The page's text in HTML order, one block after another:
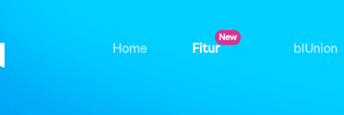
Home Fitur blUnion